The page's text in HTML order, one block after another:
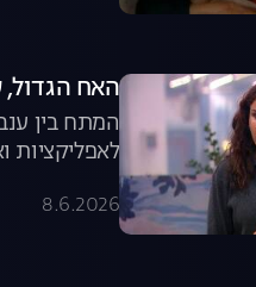
האח הגדול, עונה 8, פרק 54:
המתח בין
לאפליקציות
8.6.2026